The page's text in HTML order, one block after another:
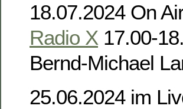
18.07.2024 On
Radio X 17.00-
Bernd-Michael
25.06.2024 im